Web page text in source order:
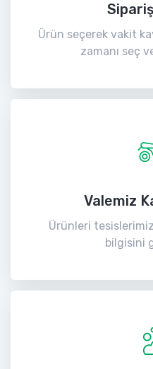
Ürün seçerek vakit
zamanı seç
Valemiz
Ürünleri
bilgisini